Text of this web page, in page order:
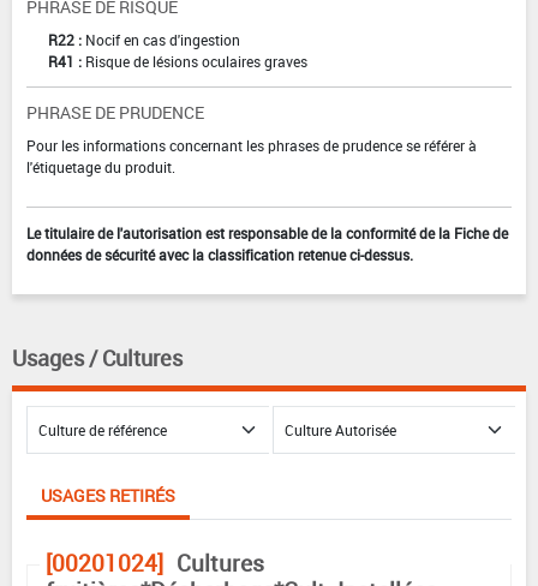
PHRASE DE RISQUE
R22 : Nocif en cas d'ingestion
R41 : Risque de lésions oculaires graves
PHRASE DE PRUDENCE
Pour les informations concernant les phrases de prudence se référer à
l'étiquetage du produit.
Le titulaire de l'autorisation est responsable de la conformité de la Fiche de
données de sécurité avec la classification retenue ci-dessus.
Usages / Cultures
USAGES RETIRÉS
[00201024] Cultures